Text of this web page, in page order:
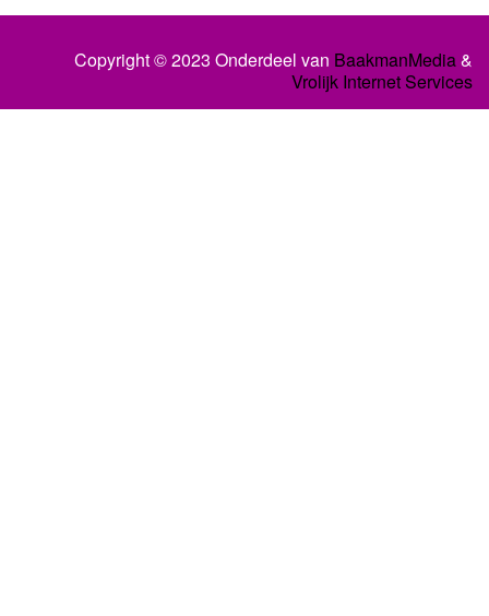
Copyright © 2023 Onderdeel van BaakmanMedia&
Vrolijk Internet Services